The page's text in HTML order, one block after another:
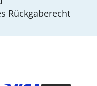
Rückgaberecht